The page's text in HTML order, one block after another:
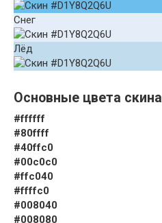
Снег
Лёд
Основные цвета скина
#ffffff
#80ffff
#40ffc0
#00c0c0
#ffc040
#ffffc0
#008040
#008080